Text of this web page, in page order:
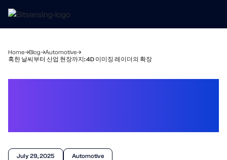
Home Blog
Automotive
혹한 날씨부터 산업 현장까지: 4D 이미징 레이더의 확장
July 29, 2025 Automotive